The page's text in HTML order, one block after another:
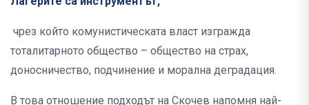
чрез който комунистическата власт изгражда
тоталитарното общество – общество на страх,
доносничество, подчинение и морална деградация.
В това отношение подходът на Скочев напомня най-